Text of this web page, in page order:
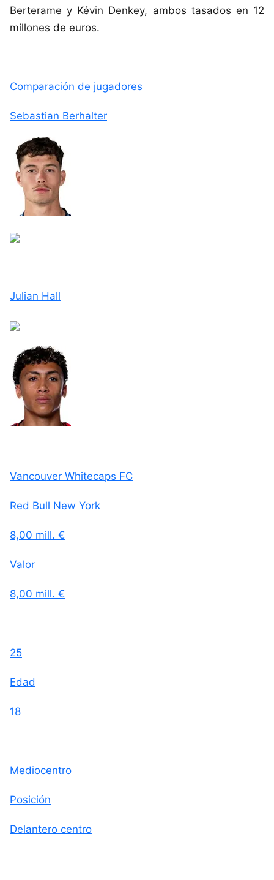
Berterame y Kévin Denkey, ambos tasados en 12
millones de euros.
Comparación de jugadores
Sebastian Berhalter
Julian Hall
Vancouver Whitecaps FC
Red Bull New York
8,00 mill. €
Valor
8,00 mill. €
25
Edad
18
Mediocentro
Posición
Delantero centro